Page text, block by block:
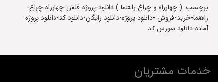
برچسب :( چهارراه و چراغ راهنما ) دانلود-پروژه-فلش-چهارراه-چراغ-
راهنما-خرید-فروش -دانلود پروژه-دانلود رایگان-دانلود کد-دانلود پروژه
آماده-دانلود سورس کد
خدمات مشتریان